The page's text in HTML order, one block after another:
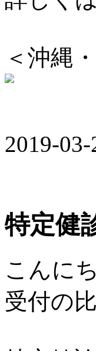
＜沖縄
2019-
特定健
こんに
受付の